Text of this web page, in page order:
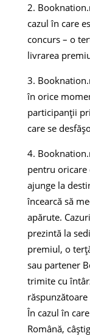
cazul în care
concurs – o
livrarea
în orice
participanții
care se
pentru
ajunge la
încearcă să
apărute.
prezintă la
premiul, o
sau partener
trimite cu
În cazul în
Română,